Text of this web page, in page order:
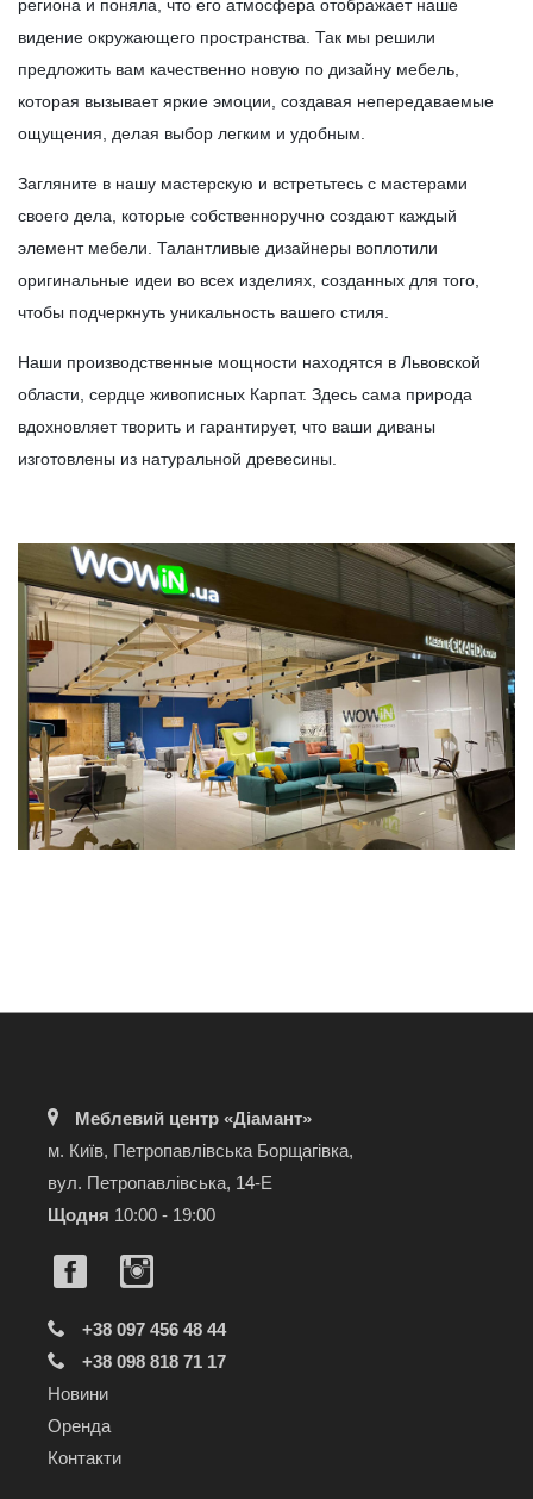
региона и поняла, что его атмосфера отображает наше
видение окружающего пространства. Так мы решили
предложить вам качественно новую по дизайну мебель,
которая вызывает яркие эмоции, создавая непередаваемые
ощущения, делая выбор легким и удобным.
Загляните в нашу мастерскую и встретьтесь с мастерами
своего дела, которые собственноручно создают каждый
элемент мебели. Талантливые дизайнеры воплотили
оригинальные идеи во всех изделиях, созданных для того,
чтобы подчеркнуть уникальность вашего стиля.
Наши производственные мощности находятся в Львовской
области, сердце живописных Карпат. Здесь сама природа
вдохновляет творить и гарантирует, что ваши диваны
изготовлены из натуральной древесины.
Меблевий центр «Діамант»
м. Київ, Петропавлівська Борщагівка,
вул. Петропавлівська, 14-Е
Щодня 10:00 - 19:00
+38 097 456 48 44
+38 098 818 71 17
Новини
Оренда
Контакти